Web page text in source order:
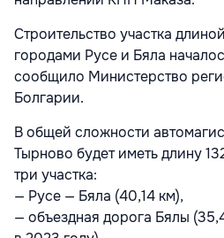
Строительство участка
городами Русе и Бяла
сообщило Министерство
Болгарии.
В общей сложности
Тырново будет иметь длину
три участка:
— Русе — Бяла (40,14 км),
— объездная дорога Бялы